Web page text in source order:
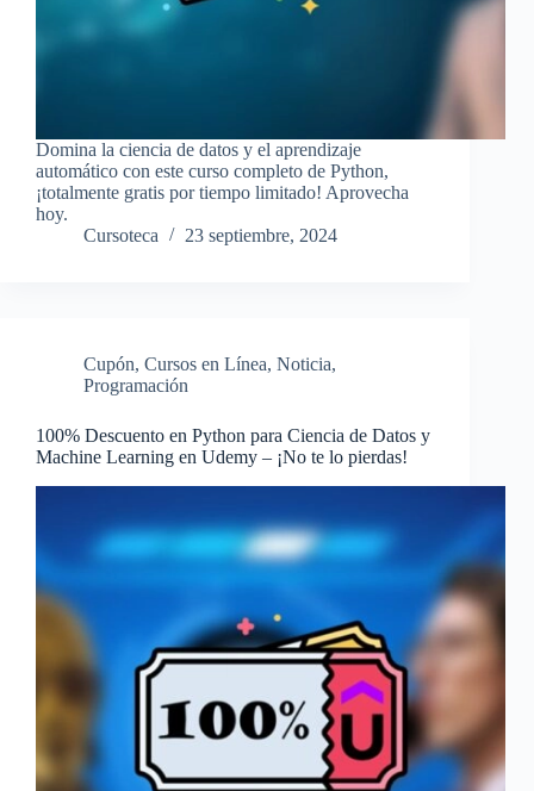
Domina la ciencia de datos y el aprendizaje
automático con este curso completo de Python,
¡totalmente gratis por tiempo limitado! Aprovecha
hoy.
Cursoteca
23 septiembre, 2024
Cupón, Cursos en Línea, Noticia,
Programación
100% Descuento en Python para Ciencia de Datos y
Machine Learning en Udemy – ¡No te lo pierdas!